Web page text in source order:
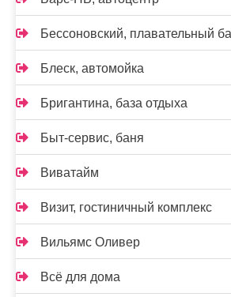
Бессоновский, плавательный
Блеск, автомойка
Бригантина, база отдыха
Быт-сервис, баня
Виватайм
Визит, гостиничный комплекс
Вильямс Оливер
Всё для дома